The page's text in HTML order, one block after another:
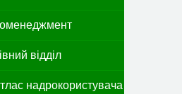
відділ
надрокористувача